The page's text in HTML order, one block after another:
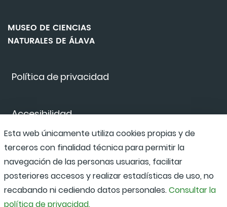
Política de privacidad
Accesibilidad
Canal de denuncias
MUSEO DE CIENCIAS
NATURALES DE ÁLAVA
Esta web únicamente utiliza cookies propias y de
terceros con finalidad técnica para permitir la
navegación de las personas usuarias, facilitar
posteriores accesos y realizar estadísticas de uso, no
recabando ni cediendo datos personales.Consultar la
política de privacidad.